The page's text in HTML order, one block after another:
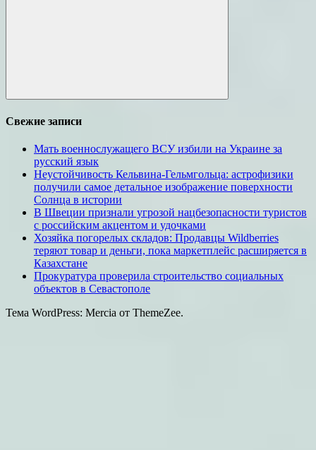
Поиск
Свежие записи
Мать военнослужащего ВСУ избили на Украине за
русский язык
Неустойчивость Кельвина-Гельмгольца: астрофизики
получили самое детальное изображение поверхности
Солнца в истории
В Швеции признали угрозой нацбезопасности туристов
с российским акцентом и удочками
Хозяйка погорелых складов: Продавцы Wildberries
теряют товар и деньги, пока маркетплейс расширяется в
Казахстане
Прокуратура проверила строительство социальных
объектов в Севастополе
Тема WordPress: Mercia от ThemeZee.